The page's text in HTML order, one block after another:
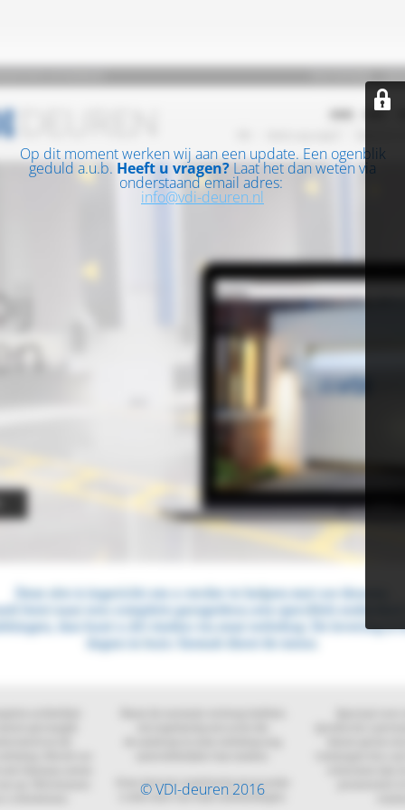
Op dit moment werken wij aan een update. Een ogenblik
geduld a.u.b. Heeft u vragen? Laat het dan weten via
onderstaand email adres:
info@vdi-deuren.nl
© VDI-deuren 2016